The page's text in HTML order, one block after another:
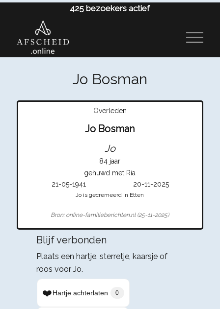
425 bezoekers actief
Jo Bosman
Overleden
Jo Bosman
Jo
84 jaar
gehuwd met Ria
21-05-1941
20-11-2025
Jo is gecremeerd in Etten
Bron: online-familieberichten.nl (25-11-2025)
Blijf verbonden
Plaats een hartje, sterretje, kaarsje of
roos voor Jo.
❤️Hartje achterlaten 0